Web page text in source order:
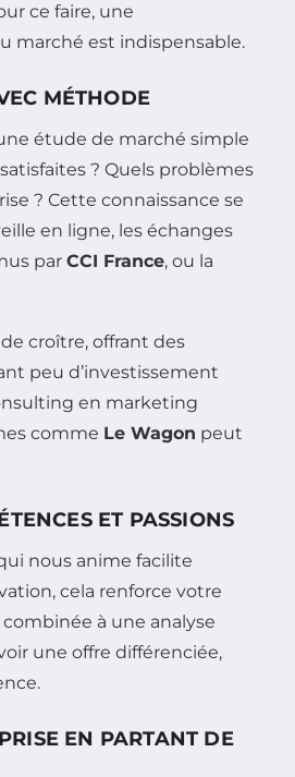
ce faire, une
marché est indispensable.
MÉTHODE
étude de marché simple
? Quels problèmes
? Cette connaissance se
en ligne, les échanges
par CCI France, ou la
croître, offrant des
peu d’investissement
en marketing
comme Le Wagon peut
ET PASSIONS
nous anime facilite
cela renforce votre
à une analyse
une offre différenciée,
EN PARTANT DE